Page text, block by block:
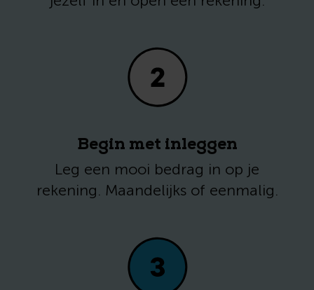
Begin met inleggen
Leg een mooi bedrag in op je
rekening. Maandelijks of eenmalig.